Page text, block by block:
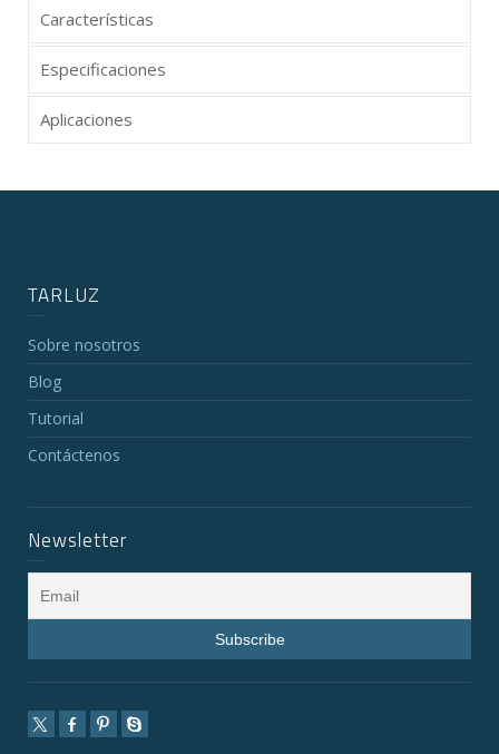
Características
Especificaciones
Aplicaciones
TARLUZ
Sobre nosotros
Blog
Tutorial
Contáctenos
Newsletter